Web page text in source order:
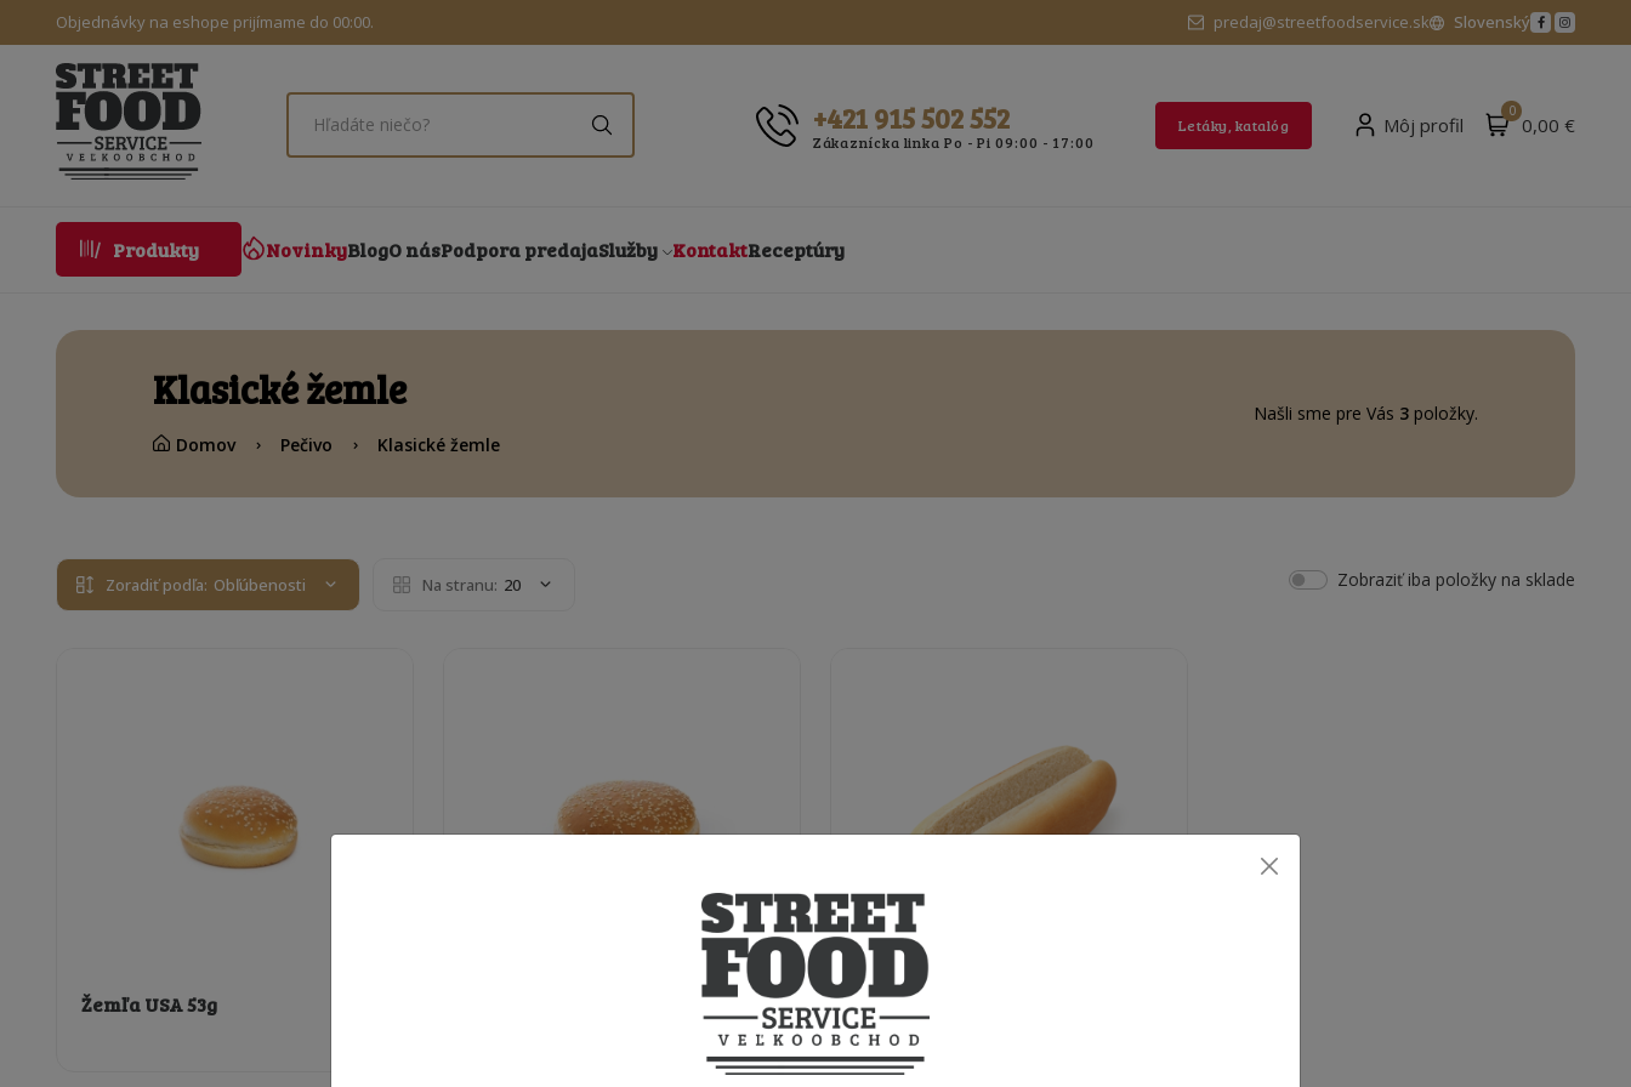
Objednávky na eshope prijímame do 00:00. predaj@streetfoodservice.sk Slovenský
+421 915 502 552
Zákaznícka linka Po - Pi 09:00 - 17:00
Letáky, katalóg Môj profil
0
0,00 €
Produkty NovinkyBlogO násPodpora predajaSlužby KontaktReceptúry
Klasické žemle
Domov Pečivo Klasické žemle
Našli sme pre Vás 3 položky.
Zoradiť podľa: Obľúbenosti Na stranu: 20 Zobraziť iba položky na sklade
Žemľa USA 53g Rožok USA 60g